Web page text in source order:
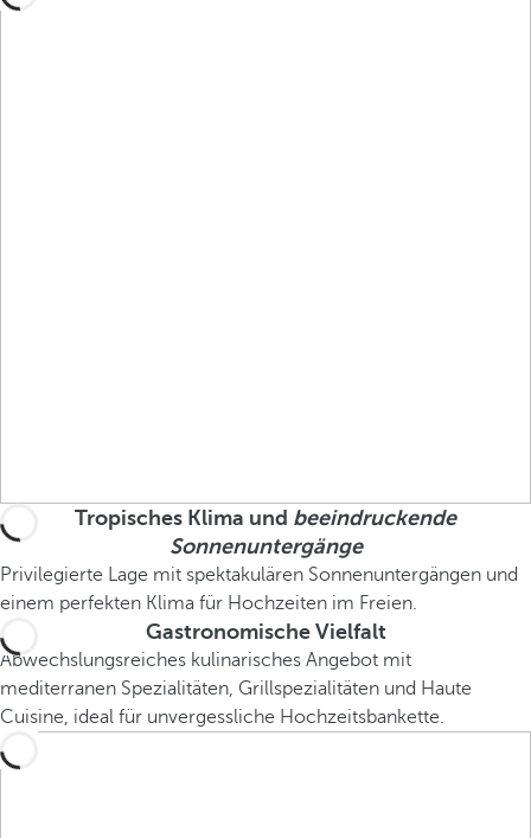
Tropisches Klima und beeindruckende
Sonnenuntergänge
Privilegierte Lage mit spektakulären Sonnenuntergängen und
einem perfekten Klima für Hochzeiten im Freien.
Gastronomische Vielfalt
Abwechslungsreiches kulinarisches Angebot mit
mediterranen Spezialitäten, Grillspezialitäten und Haute
Cuisine, ideal für unvergessliche Hochzeitsbankette.